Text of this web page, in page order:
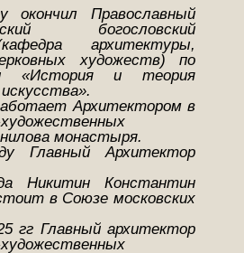
окончил Православный
богословский
архитектуры,
художеств) по
«История и теория
Архитектором в
монастыря.
Главный Архитектор
Никитин Константин
в Союзе московских
гг Главный архитектор